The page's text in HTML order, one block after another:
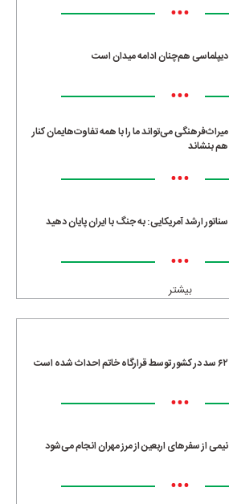
•••
دیپلماسی هم‌چنان ادامه میدان است
•••
میراث‌فرهنگی می‌تواند ما را با همه تفاوت‌هایمان کنار
هم بنشاند
•••
سناتور ارشد آمریکایی: به جنگ با ایران پایان دهید
•••
بیشتر
۶۲ سد در کشور توسط قرارگاه خاتم احداث شده است
•••
نیمی از سفرهای اربعین از مرز مهران انجام می‌شود
•••